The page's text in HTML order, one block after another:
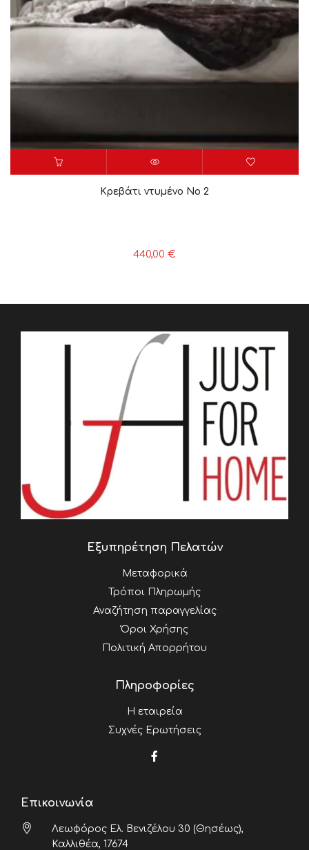
Κρεβάτι ντυμένο Νο 2
440,00 €
Εξυπηρέτηση Πελατών
Μεταφορικά
Τρόποι Πληρωμής
Αναζήτηση παραγγελίας
Όροι Χρήσης
Πολιτική Απορρήτου
Πληροφορίες
Η εταιρεία
Συχνές Ερωτήσεις
Επικοινωνία
Λεωφόρος Ελ. Βενιζέλου 30 (Θησέως),
Καλλιθέα, 17674